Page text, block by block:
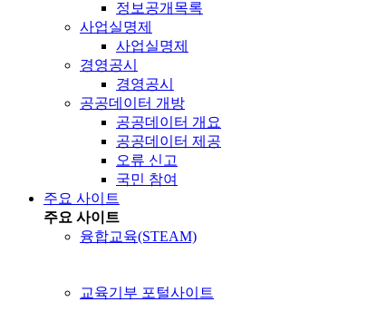
정보공개목록
사업실명제
사업실명제
경영공시
경영공시
공공데이터 개방
공공데이터 개요
공공데이터 제공
오류 신고
국민 참여
주요 사이트
주요 사이트
융합교육(STEAM)
교육기부 포털사이트